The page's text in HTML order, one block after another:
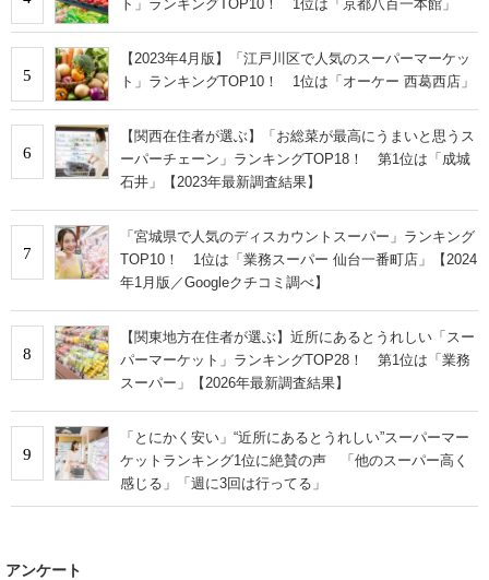
ト」ランキングTOP10！ 1位は「京都八百一本館」
5
【2023年4月版】「江戸川区で人気のスーパーマーケッ
ト」ランキングTOP10！ 1位は「オーケー 西葛西店」
6
【関西在住者が選ぶ】「お総菜が最高にうまいと思うス
ーパーチェーン」ランキングTOP18！ 第1位は「成城
石井」【2023年最新調査結果】
7
「宮城県で人気のディスカウントスーパー」ランキング
TOP10！ 1位は「業務スーパー 仙台一番町店」【2024
年1月版／Googleクチコミ調べ】
8
【関東地方在住者が選ぶ】近所にあるとうれしい「スー
パーマーケット」ランキングTOP28！ 第1位は「業務
スーパー」【2026年最新調査結果】
9
「とにかく安い」“近所にあるとうれしい”スーパーマー
ケットランキング1位に絶賛の声 「他のスーパー高く
感じる」「週に3回は行ってる」
アンケート